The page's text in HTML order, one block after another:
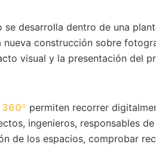
se desarrolla dentro de una
nueva construcción sobre
visual y la presentación del
permiten recorrer
ingenieros, responsables
de los espacios, comprobar